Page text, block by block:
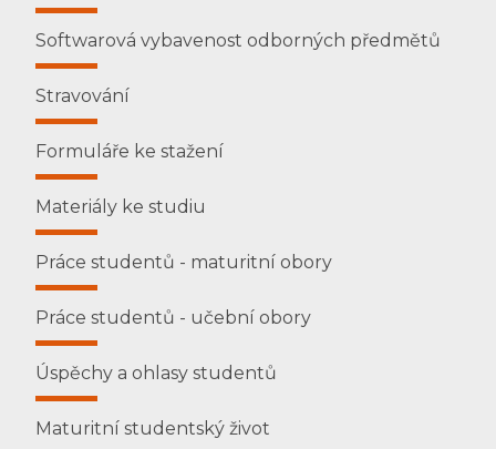
Softwarová vybavenost odborných předmětů
Stravování
Formuláře ke stažení
Materiály ke studiu
Práce studentů - maturitní obory
Práce studentů - učební obory
Úspěchy a ohlasy studentů
Maturitní studentský život